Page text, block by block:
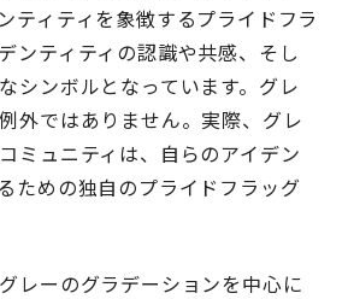
ティティを象徴するプライドフラ
ンティティの認識や共感、そし
シンボルとなっています。グレ
外ではありません。実際、グレ
ミュニティは、自らのアイデン
ための独自のプライドフラッグ
レーのグラデーションを中心に